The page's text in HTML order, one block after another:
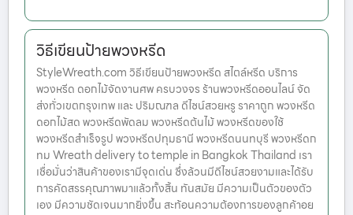
วิธีเขียนป้ายพวงหรีด
StyleWreath.com วิธีเขียนป้ายพวงหรีด สไตล์หรีด บริการ
พวงหรีด ดอกไม้จัดงานศพ ครบวงจร ร้านพวงหรีดออนไลน์ จัด
ส่งทั่วเขตกรุงเทพ และ ปริมณฑล ดีไซน์สวยหรู ราคาถูก พวงหรีด
ดอกไม้สด พวงหรีดพัดลม พวงหรีดต้นไม้ พวงหรีดของใช้
พวงหรีดสำเร็จรูป พวงหรีดปทุมธานี พวงหรีดนนทบุรี พวงหรีดก
ทม Wreath delivery to temple in Bangkok Thailand เรา
เชื่อมั่นว่าสินค้าของเรามีจุดเด่น ซึ่งล้วนมีดีไซน์สวยงามและได้รับ
การคัดสรรคุณภาพมาแล้วทั้งสิ้น ทันสมัย มีความเป็นตัวของตัว
เอง มีความชัดเจนมากยิ่งขึ้น สะท้อนความต้องการของลูกค้าอย